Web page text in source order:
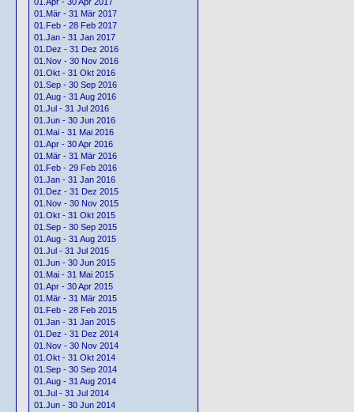
01.Mär - 31 Mär 2017
01.Feb - 28 Feb 2017
01.Jan - 31 Jan 2017
01.Dez - 31 Dez 2016
01.Nov - 30 Nov 2016
01.Okt - 31 Okt 2016
01.Sep - 30 Sep 2016
01.Aug - 31 Aug 2016
01.Jul - 31 Jul 2016
01.Jun - 30 Jun 2016
01.Mai - 31 Mai 2016
01.Apr - 30 Apr 2016
01.Mär - 31 Mär 2016
01.Feb - 29 Feb 2016
01.Jan - 31 Jan 2016
01.Dez - 31 Dez 2015
01.Nov - 30 Nov 2015
01.Okt - 31 Okt 2015
01.Sep - 30 Sep 2015
01.Aug - 31 Aug 2015
01.Jul - 31 Jul 2015
01.Jun - 30 Jun 2015
01.Mai - 31 Mai 2015
01.Apr - 30 Apr 2015
01.Mär - 31 Mär 2015
01.Feb - 28 Feb 2015
01.Jan - 31 Jan 2015
01.Dez - 31 Dez 2014
01.Nov - 30 Nov 2014
01.Okt - 31 Okt 2014
01.Sep - 30 Sep 2014
01.Aug - 31 Aug 2014
01.Jul - 31 Jul 2014
01.Jun - 30 Jun 2014